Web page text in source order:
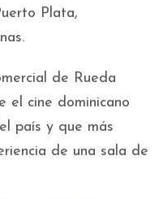
Plata,
de Rueda
el cine dominicano
país y que más
de una sala de